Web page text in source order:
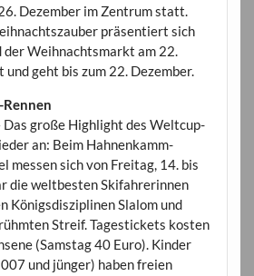
Dezember im Zentrum statt.
präsentiert sich
Weihnachtsmarkt am 22.
geht bis zum 22. Dezember.
Das große Highlight des Weltcup-
an: Beim Hahnenkamm-
messen sich von Freitag, 14. bis
die weltbesten Skifahrerinnen
Königsdisziplinen Slalom und
Streif. Tagestickets kosten
(Samstag 40 Euro). Kinder
und jünger) haben freien